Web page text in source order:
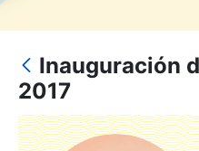
Inauguración
2017